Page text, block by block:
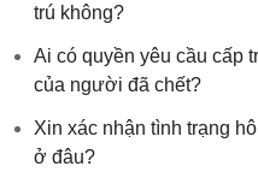
trú không?
Ai có quyền yêu cầu cấp
của người đã chết?
Xin xác nhận tình trạng
ở đâu?